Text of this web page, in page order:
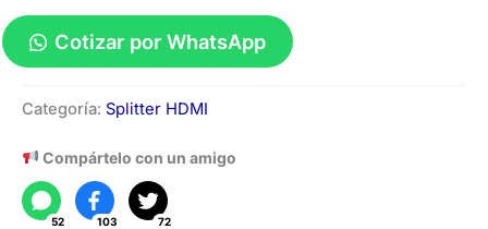
Cotizar por WhatsApp
extender
50M
with
loop
Categoría: Splitter HDMI
Compártelo con un amigo
52 103 72